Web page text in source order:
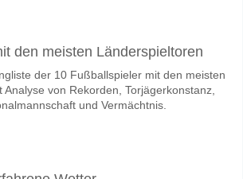
v CD Castellon 09 June 2026 20:00.
zwischen dem zu
den Spiel, mit einer Wahrscheinlichkeit von
im Spiel punkten Almeria v CD
mit einem Prozentsatz von 65%.
den meisten Länderspieltoren
der 10 Fußballspieler mit den meisten
von Rekorden, Torjägerkonstanz,
und Vermächtnis.